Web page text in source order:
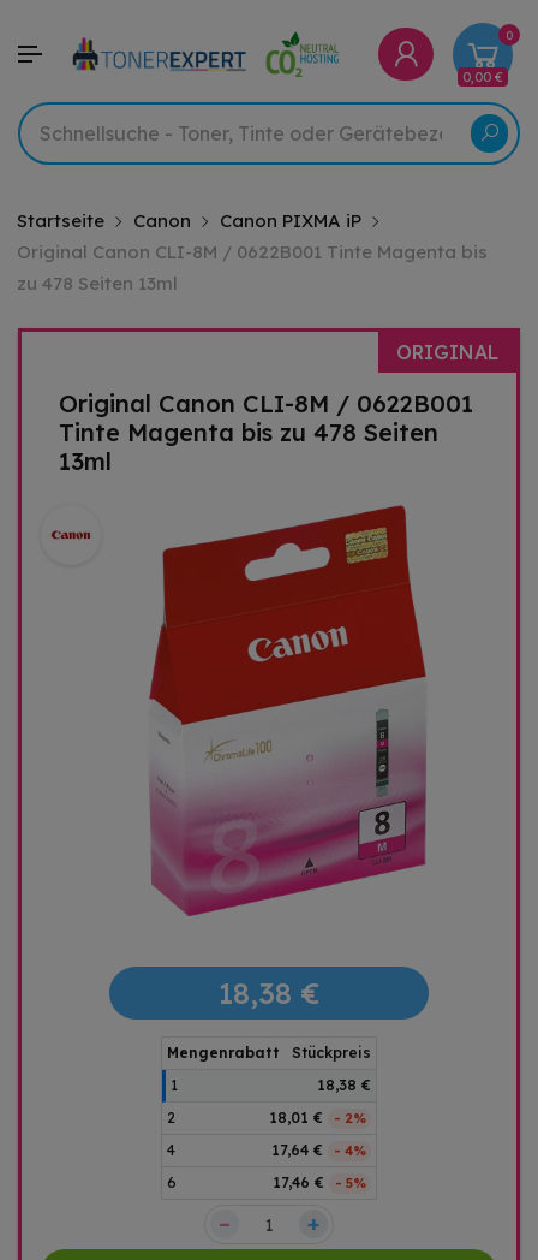
0
0,00 €
Startseite Canon
Canon PIXMA iP
Original Canon CLI-8M / 0622B001 Tinte Magenta bis
zu 478 Seiten 13ml
ORIGINAL
Original Canon CLI-8M / 0622B001
Tinte Magenta bis zu 478 Seiten
13ml
18,38 €
Mengenrabatt
Stückpreis
1
18,38 €
2
18,01 € - 2%
4 17,64 € - 4%
6 17,46 € - 5%
– +